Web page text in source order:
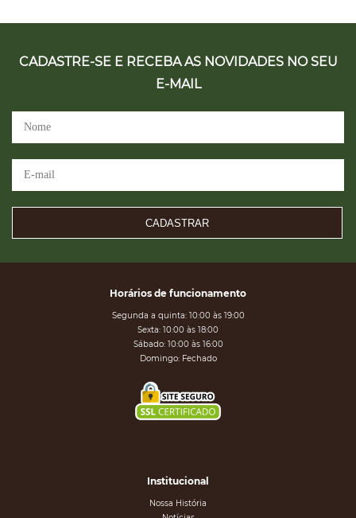
CADASTRE-SE E RECEBA AS NOVIDADES NO SEU
E-MAIL
CADASTRAR
Horários de funcionamento
Segunda a quinta: 10:00 às 19:00
Sexta: 10:00 às 18:00
Sábado: 10:00 às 16:00
Domingo: Fechado
Institucional
Nossa História